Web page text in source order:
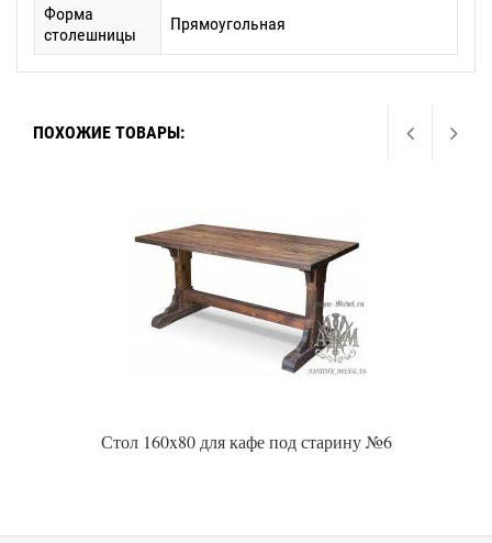
Форма
столешницы
Прямоугольная
ПОХОЖИЕ ТОВАРЫ:
Стол 160x80 для кафе под старину №6